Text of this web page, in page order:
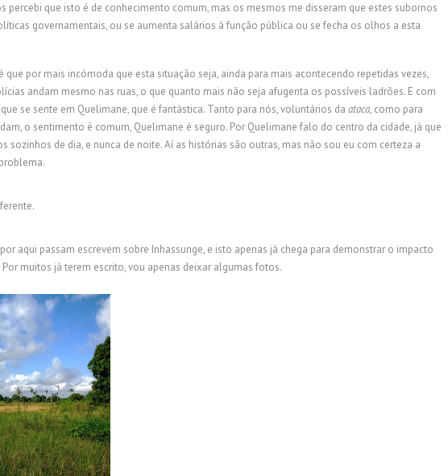
percebi que isto é de conhecimento comum, mas os mesmos me disseram que estes subornos
governamentais, ou se aumenta salários à função pública ou se fecha os olhos a esta
que por mais incómoda que esta situação seja, ainda para mais acontecendo repetidas vezes,
andam mesmo nas ruas, o que quanto mais não seja afugenta os possíveis ladrões. E com
se sente em Quelimane, que é fantástica. Tanto para nós, voluntários da ataca, como para
o sentimento é comum, Quelimane é seguro. Por Quelimane falo do centro da cidade, já que
sozinhos de dia, e nunca de noite. Aí as histórias são outras, mas não sou eu com certeza a
aqui passam escrevem sobre Inhassunge, e isto apenas já chega para demonstrar o impacto
muitos já terem escrito, vou apenas deixar algumas fotos.